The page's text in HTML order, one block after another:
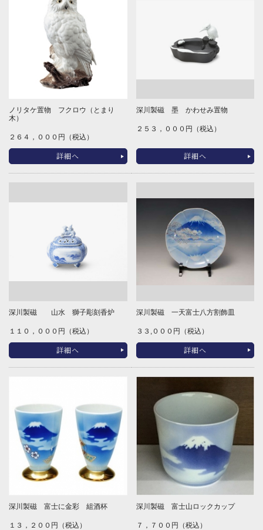
ノリタケ置物 フクロウ（とまり
木）
２６４，０００円（税込）
詳細へ
深川製磁 墨 かわせみ置物
２５３，０００円（税込）
詳細へ
深川製磁 山水 獅子彫刻香炉
１１０，０００円（税込）
詳細へ
深川製磁 一天富士八方割飾皿
３３,０００円（税込）
詳細へ
深川製磁 富士に金彩 組酒杯
１３，２００円（税込）
深川製磁 富士山ロックカップ
７，７００円（税込）